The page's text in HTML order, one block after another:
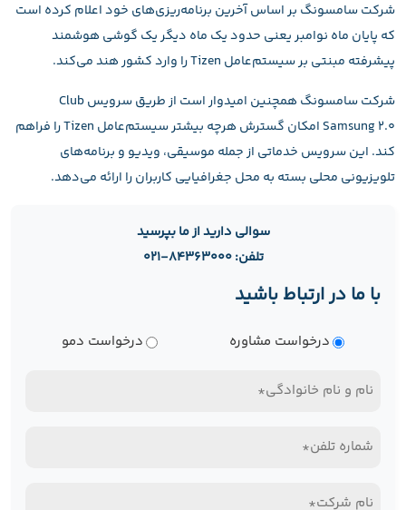
شرکت سامسونگ بر اساس آخرین برنامه‌ریزی‌های خود اعلام کرده است
که پایان ماه نوامبر یعنی حدود یک ماه دیگر یک گوشی هوشمند
پیشرفته مبنتی بر سیستم‌عامل Tizen را وارد کشور هند می‌کند.
شرکت سامسونگ همچنین امیدوار است از طریق سرویس Club
Samsung ۲.۰ امکان گسترش هرچه بیشتر سیستم‌عامل Tizen را فراهم
کند. این سرویس خدماتی از جمله موسیقی، ویدیو و برنامه‌های
تلویزیونی محلی بسته به محل جغرافیایی کاربران را ارائه می‌دهد.
سوالی دارید از ما بپرسید
تلفن: ۸۴۳۶۳۰۰۰-۰۲۱
با ما در ارتباط باشید
درخواست مشاوره درخواست دمو
نام
نام
(Required)
تلفن
(Required)نام